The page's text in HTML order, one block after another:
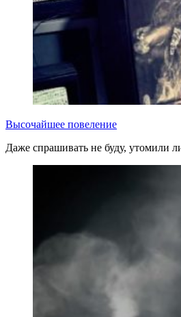
Высочайшее повеление
Даже спрашивать не буду, утомили